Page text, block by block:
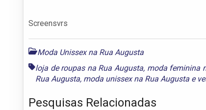
Screensvrs
Moda Unissex na Rua Augusta
loja de roupas na Rua Augusta, moda feminina
Rua Augusta, moda unissex na Rua Augusta e
Pesquisas Relacionadas